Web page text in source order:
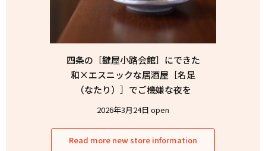
四条の［鍵屋小路会館］にできた
和×エスニックな居酒屋［名足
（なたり）］でご機嫌な夜を
2026年3月24日 open
Read more new store information